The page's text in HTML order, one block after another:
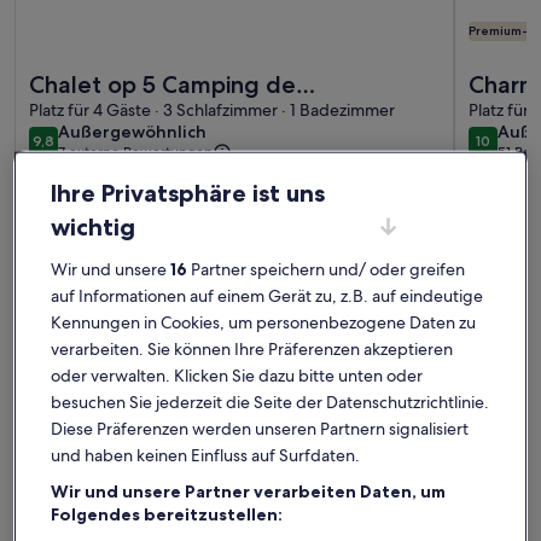
Chalet op 5 Camping de
Paardekreek
Platz für 4 Gäste · 3 Schlafzimmer · 1 Badezimmer
9,89,8 von 10
Außergewöhnlich
außergewöhnlich
7 externe Bewertungen
Premium-
von
Platz für
1010 von
51
Kortgene: Ferienunterkünfte
mit Top-Bewertung
Weitere Infos zu Ruhe, Stille, viel frische Luft! Öffnen Sie
Weitere
Ihre Privatsphäre ist uns
wichtig
Wir und unsere16 Partner speichern und/ oder greifen
auf Informationen auf einem Gerät zu, z.B. auf eindeutige
Kennungen in Cookies, um personenbezogene Daten zu
verarbeiten. Sie können Ihre Präferenzen akzeptieren
oder verwalten. Klicken Sie dazu bitte unten oder
besuchen Sie jederzeit die Seite der Datenschutzrichtlinie.
Diese Präferenzen werden unseren Partnern signalisiert
und haben keinen Einfluss auf Surfdaten.
Wir und unsere Partner verarbeiten Daten, um
Folgendes bereitzustellen: